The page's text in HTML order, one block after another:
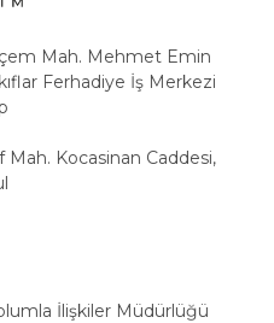
Mah. Mehmet Emin
Ferhadiye İş Merkezi
Mah. Kocasinan Caddesi,
İlişkiler Müdürlüğü